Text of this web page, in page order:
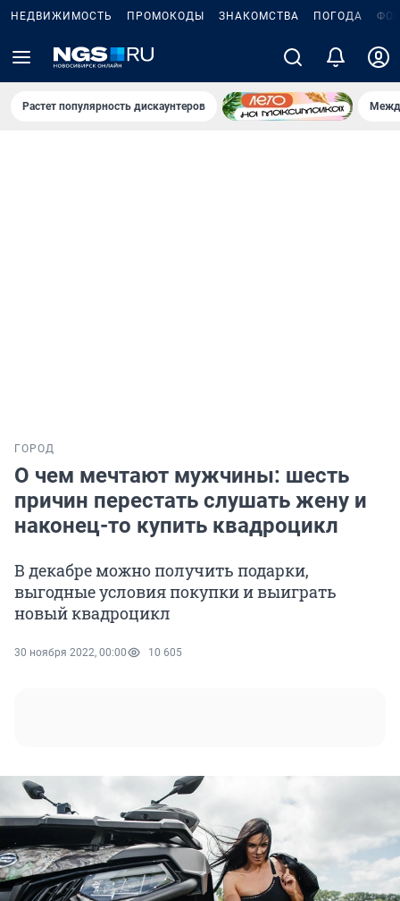
НЕДВИЖИМОСТЬ ПРОМОКОДЫ ЗНАКОМСТВА ПОГОДА
Растет популярность дискаунтеров
ГОРОД
О чем мечтают мужчины: шесть
причин перестать слушать жену и
наконец-то купить квадроцикл
В декабре можно получить подарки,
выгодные условия покупки и выиграть
новый квадроцикл
30 ноября 2022, 00:00 10 605